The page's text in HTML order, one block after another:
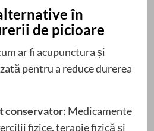
în
de picioare
ar fi acupunctura și
pentru a reduce durerea
conservator: Medicamente
fizice, terapie fizică și